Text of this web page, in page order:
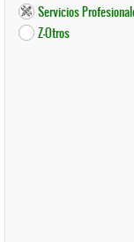
Servicios
Z-Otros